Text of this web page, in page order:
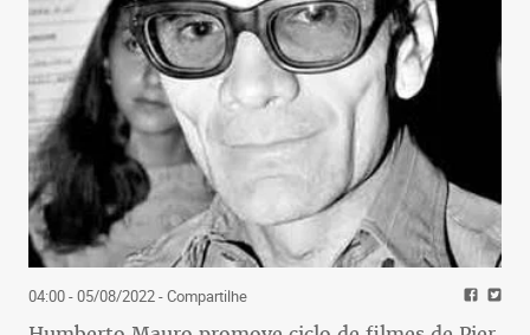
04:00 - 05/08/2022- Compartilhe